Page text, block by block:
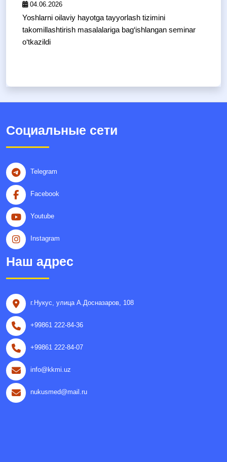
04.06.2026
Yoshlarni oilaviy hayotga tayyorlash tizimini
takomillashtirish masalalariga bag‘ishlangan seminar
o‘tkazildi
Социальные сети
Telegram
Facebook
Youtube
Instagram
Наш адрес
г.Нукус, улица A.Досназаров, 108
+99861 222-84-36
+99861 222-84-07
info@kkmi.uz
nukusmed@mail.ru